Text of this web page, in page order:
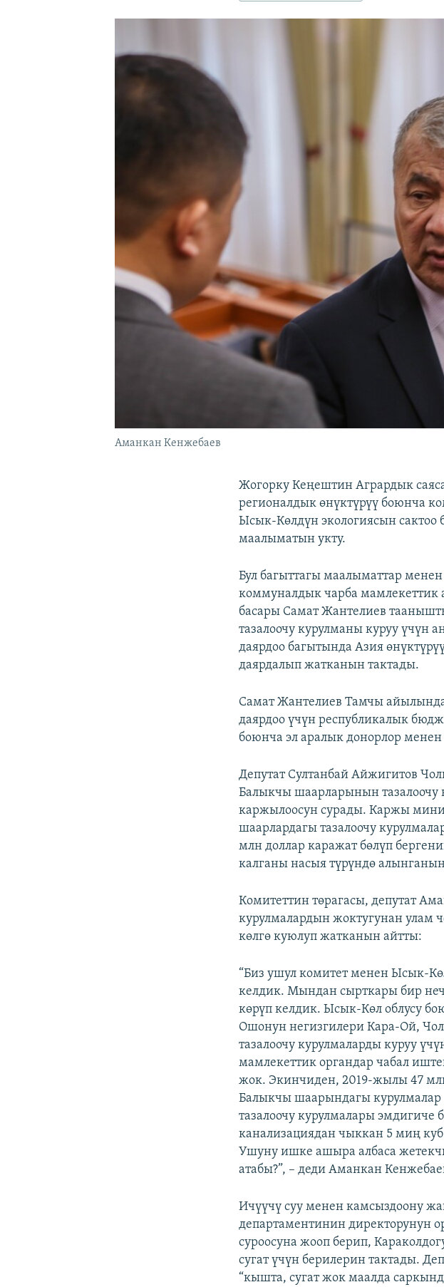
ЫҢГАЙСЫЗ СУРООЛОР
Аманкан Кенжебаев
Жогорку Кеңештин Агрардык
регионалдык өнүктүрүү боюнча
Ысык-Көлдүн экологиясын
маалыматын укту.
Бул багыттагы маалыматтар
коммуналдык чарба мамлекеттик
басары Самат Жантелиев
тазалоочу курулманы куруу үчүн
даярдоо багытында Азия
даярдалып жатканын тактады.
Самат Жантелиев Тамчы айылында
даярдоо үчүн республикалык
боюнча эл аралык донорлор
Депутат Султанбай Айжигитов
Балыкчы шаарларынын
каржылоосун сурады. Каржы
шаарлардагы тазалоочу
млн доллар каражат бөлүп
калганы насыя түрүндө
Комитеттин төрагасы, депутат
курулмалардын жоктугунан улам
көлгө куюлуп жатканын айтты:
“Биз ушул комитет менен Ысык-
келдик. Мындан сырткары бир
көрүп келдик. Ысык-Көл облусу
Ошонун негизгилери Кара-Ой,
тазалоочу курулмаларды куруу
мамлекеттик органдар чабал
жок. Экинчиден, 2019-жылы 47
Балыкчы шаарындагы
тазалоочу курулмалары эмдигиче
канализациядан чыккан 5 миң
Ушуну ишке ашыра албаса
атабы?”, – деди Аманкан
Ичүүчү суу менен камсыздоону
департаментинин директорунун
суроосуна жооп берип,
сугат үчүн берилерин тактады.
“кышта, сугат жок маалда